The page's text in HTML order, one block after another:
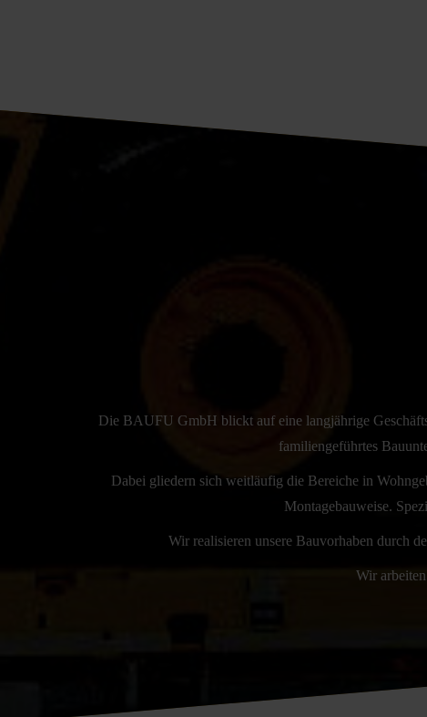
Die BAUFU GmbH blickt auf eine langjährige
familiengeführtes
Dabei gliedern sich weitläufig die Bereiche in
Montagebauweise.
Wir realisieren unsere Bauvorhaben durch
Wir